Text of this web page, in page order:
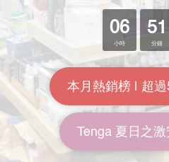
荷蘭 Cobeco Wild Stud
Delay Spray 野馬持久噴霧
22ml
HK$328.00 ~ HK$630.00
HK$736.00 8.6折